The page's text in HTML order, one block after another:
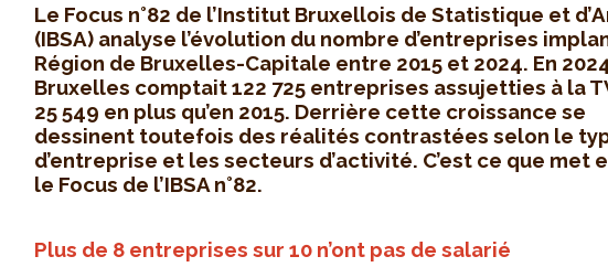
Le Focus n°82 de l’Institut Bruxellois de Statistique et
(IBSA) analyse l’évolution du nombre d’entreprises
Région de Bruxelles-Capitale entre 2015 et 2024. En
Bruxelles comptait 122 725 entreprises assujetties à la
25 549 en plus qu’en 2015. Derrière cette croissance se
dessinent toutefois des réalités contrastées selon le
d’entreprise et les secteurs d’activité. C’est ce que met
le Focus de l’IBSA n°82.
Plus de 8 entreprises sur 10 n’ont pas de salarié